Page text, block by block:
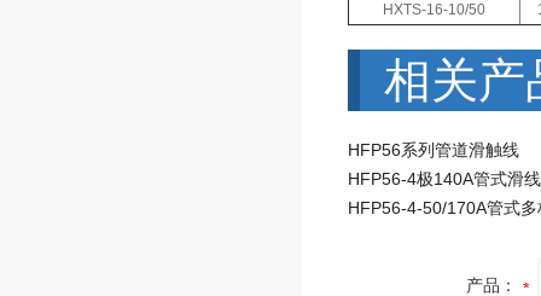
HXTS-16-10/50
相关产
HFP56系列管道滑触线
产品：